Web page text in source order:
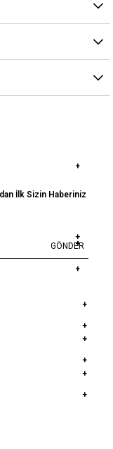
İlk Sizin Haberiniz
GÖNDER